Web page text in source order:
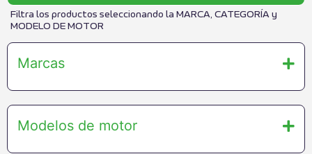
Filtra los productos seleccionando la MARCA, CATEGORÍA y
MODELO DE MOTOR
Marcas
Modelos de motor